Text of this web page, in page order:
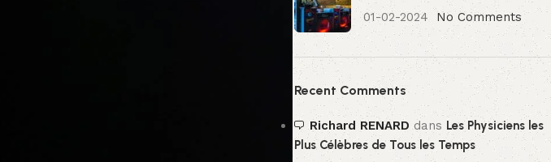
01-02-2024
No Comments
Recent Comments
Richard RENARD dans Les Physiciens les
Plus Célèbres de Tous les Temps